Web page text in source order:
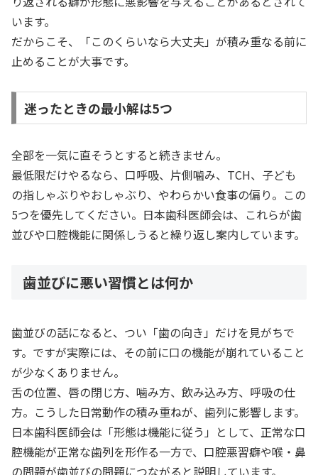
います。
だからこそ、「このくらいなら大丈夫」が積み重なる前に
止めることが大事です。
迷ったときの最小解は5つ
全部を一気に直そうとすると続きません。
最低限だけやるなら、口呼吸、片側噛み、TCH、子ども
の指しゃぶりやおしゃぶり、やわらかい食事の偏り。この
5つを優先してください。日本歯科医師会は、これらが歯
並びや口腔機能に関係しうると繰り返し案内しています。
歯並びに悪い習慣とは何か
歯並びの話になると、つい「歯の向き」だけを見がちで
す。ですが実際には、その前に口の機能が崩れていること
が少なくありません。
舌の位置、唇の閉じ方、噛み方、飲み込み方、呼吸の仕
方。こうした日常動作の積み重ねが、歯列に影響します。
日本歯科医師会は「形態は機能に従う」として、正常な口
腔機能が正常な歯列を形作る一方で、口腔悪習癖や喉・鼻
の問題が歯並びの問題につながると説明しています。